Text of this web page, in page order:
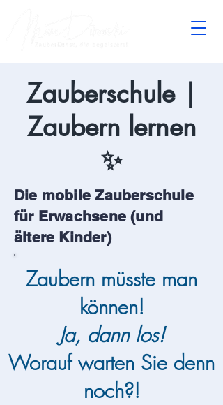
Zauberschule |
Zaubern lernen
✨
Die mobile Zauberschule
für Erwachsene (und
ältere Kinder)
Zaubern müsste man
können!
Ja, dann los!
Worauf warten Sie denn
noch?!